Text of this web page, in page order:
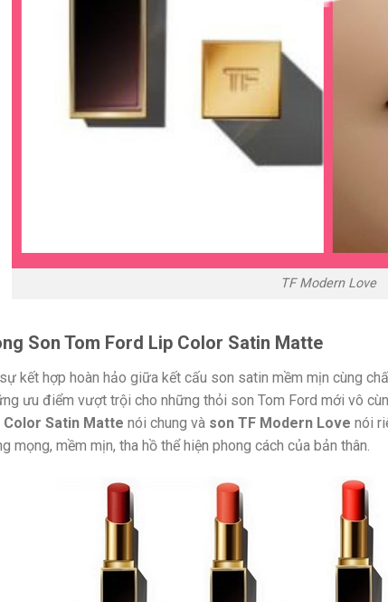
TF Modern Love
Son Tom Ford Lip Color Satin Matte
kết hợp hoàn hảo giữa kết cấu son satin mềm mịn cùng
ưu điểm vượt trội cho những thỏi son Tom Ford mới vô
Color Satin Matte nói chung và son TF Modern Love nói
mọng, mềm mịn, tha hồ thể hiện phong cách của bản thân.